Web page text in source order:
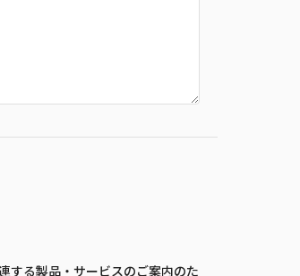
する製品・サービスのご案内のた